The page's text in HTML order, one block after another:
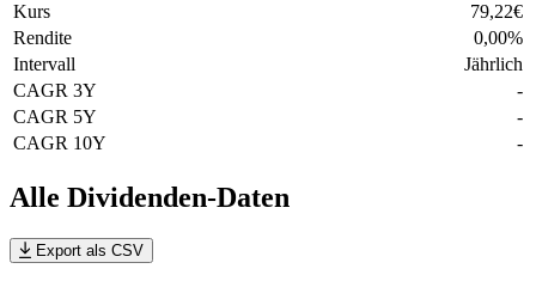
Kurs
79,22€
Rendite
0,00%
Intervall
Jährlich
CAGR 3Y
-
CAGR 5Y
-
CAGR 10Y
-
Alle Dividenden-Daten
Export als CSV